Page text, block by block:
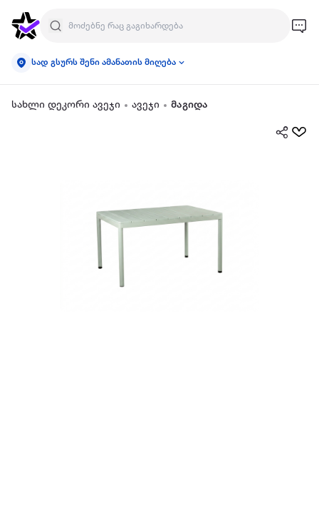
სად გსურს შენი ამანათის მიღება
სახლი დეკორი ავეჯი ავეჯი მაგიდა